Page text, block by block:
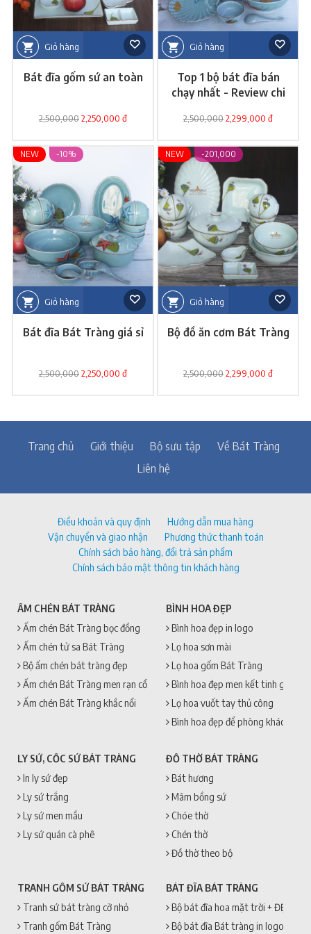
Giỏ hàng
Bát đĩa gốm sứ an toàn
2,500,0002,250,000 đ
Giỏ hàng
Top 1 bộ bát đĩa bán
chạy nhất - Review chi
2,500,0002,299,000 đ
Giỏ hàng
NEW -10%
Bát đĩa Bát Tràng giá sỉ
2,500,0002,250,000 đ
Giỏ hàng
NEW -201,000
Bộ đồ ăn cơm Bát Tràng
2,500,0002,299,000 đ
Trang chủ Giới thiệu Bộ sưu tập
Về Bát Tràng
Liên hệ
Điều khoản và quy định
Hướng dẫn mua hàng
Vận chuyển và giao nhận
Phương thức thanh toán
Chính sách bảo hàng, đổi trả sản phẩm
Chính sách bảo mật thông tin khách hàng
ẤM CHÉN BÁT TRÀNG
Ấm chén Bát Tràng bọc đồng
Ấm chén tử sa Bát Tràng
Bộ ấm chén bát tràng đẹp
Ấm chén Bát Tràng men rạn cổ
Ấm chén Bát Tràng khắc nổi
BÌNH HOA ĐẸP
Bình hoa đẹp in logo
Lọ hoa sơn mài
Lọ hoa gốm Bát Tràng
Bình hoa đẹp men kết tinh gốm
Lọ hoa vuốt tay thủ công
Bình hoa đẹp để phòng khách
LY SỨ, CỐC SỨ BÁT TRÀNG
In ly sứ đẹp
Ly sứ trắng
Ly sứ men mầu
Ly sứ quán cà phê
ĐỒ THỜ BÁT TRÀNG
Bát hương
Mâm bồng sứ
Chóe thờ
Chén thờ
Đồ thờ theo bộ
TRANH GỐM SỨ BÁT TRÀNG
Tranh sứ bát tràng cỡ nhỏ
Tranh gốm Bát Tràng
BÁT ĐĨA BÁT TRÀNG
Bộ bát đĩa hoa mặt trời + ĐẸP +
Bộ bát đĩa Bát tràng in logo